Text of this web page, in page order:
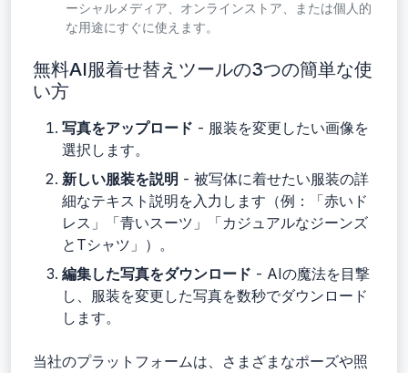
ーシャルメディア、オンラインストア、または個人的
な用途にすぐに使えます。
無料AI服着せ替えツールの3つの簡単な使
い方
写真をアップロード - 服装を変更したい画像を
選択します。
新しい服装を説明 - 被写体に着せたい服装の詳
細なテキスト説明を入力します（例：「赤いド
レス」「青いスーツ」「カジュアルなジーンズ
とTシャツ」）。
編集した写真をダウンロード - AIの魔法を目撃
し、服装を変更した写真を数秒でダウンロード
します。
当社のプラットフォームは、さまざまなポーズや照